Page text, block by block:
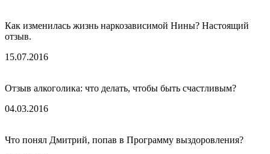
Как изменилась жизнь наркозависимой Нины? Настоящий
отзыв.
15.07.2016
Отзыв алкоголика: что делать, чтобы быть счастливым?
04.03.2016
Что понял Дмитрий, попав в Программу выздоровления?